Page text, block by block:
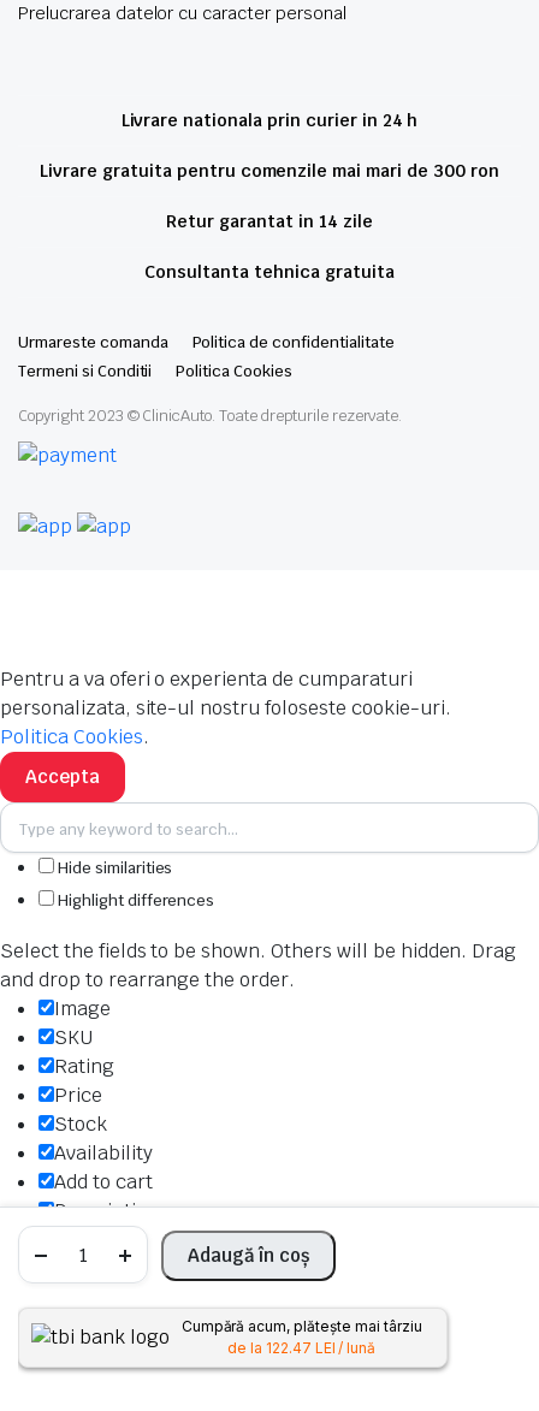
Revizie
1.9
–
Adaugă în coș
Cumpără acum, plătește mai târziu
de la 122.47 LEI / lună
Prelucrarea datelor cu caracter personal
Livrare nationala prin curier in 24 h
Livrare gratuita pentru comenzile mai mari de 300 ron
Retur garantat in 14 zile
Consultanta tehnica gratuita
Urmareste comanda
Politica de confidentialitate
Termeni si Conditii
Politica Cookies
Copyright 2023 © ClinicAuto. Toate drepturile rezervate.
Pentru a va oferi o experienta de cumparaturi
personalizata, site-ul nostru foloseste cookie-uri.
Politica Cookies.
Accepta
Hide similarities
Highlight differences
Select the fields to be shown. Others will be hidden. Drag
and drop to rearrange the order.
Image
SKU
Rating
Price
Stock
Availability
Add to cart
Description
Weight
Additional information
Click outside to hide the comparison bar